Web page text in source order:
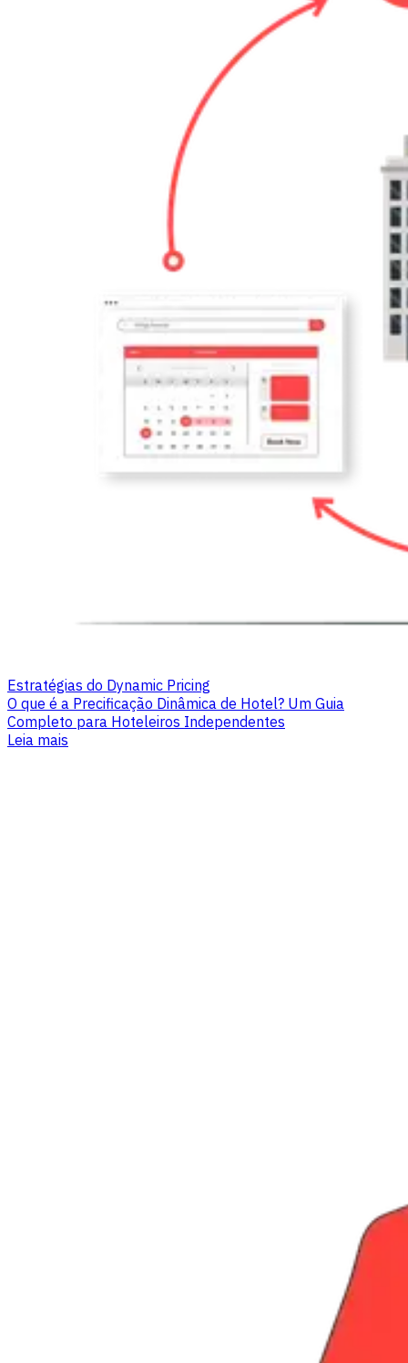
Estratégias do Dynamic Pricing
O que é a Precificação Dinâmica de Hotel? Um Guia
Completo para Hoteleiros Independentes
Leia mais